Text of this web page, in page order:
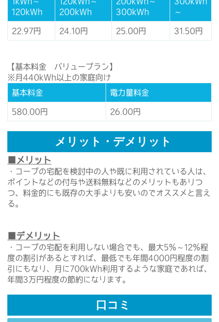
120kWh
200kWh
300kWh
～
22.97円 24.10円 25.00円 31.50円
【基本料金 バリュープラン】
※月440kWh以上の家庭向け
基本料金
電力量料金
580.00円 26.00円
メリット・デメリット
■メリット
・コープの宅配を検討中の人や既に利用されている人は、
ポイントなどの付与や送料無料などのメリットもありつ
つ、料金的にも既存の大手よりも安いのでオススメと言え
る。
■デメリット
・コープの宅配を利用しない場合でも、最大5％～12％程
度の割引があるとすれば、最低でも年間4000円程度の割
引にもなり、月に700kWh利用するような家庭であれば、
年間3万円程度の節約になります。
口コミ